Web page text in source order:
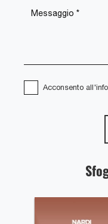
Acconsento